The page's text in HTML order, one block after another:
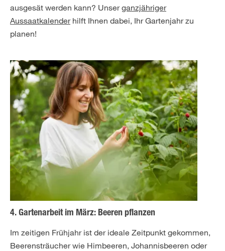
ausgesät werden kann? Unserganzjähriger
Aussaatkalenderhilft Ihnen dabei, Ihr Gartenjahr zu
planen!
4. Gartenarbeit im März: Beeren pflanzen
Im zeitigen Frühjahr ist der ideale Zeitpunkt gekommen,
Beerensträucher wie Himbeeren, Johannisbeeren oder